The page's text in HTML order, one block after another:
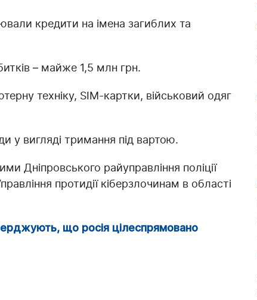
кредити на імена загиблих та
– майже 1,5 млн грн.
техніку, SIM-картки, військовий одяг
у вигляді тримання під вартою.
Дніпровського райуправління поліції
протидії кіберзлочинам в області
що росія цілеспрямовано